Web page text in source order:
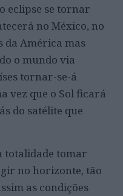
eclipse se tornar
no México, no
da América mas
o mundo via
tornar-se-á
vez que o Sol ficará
do satélite que
totalidade tomar
no horizonte, tão
as condições